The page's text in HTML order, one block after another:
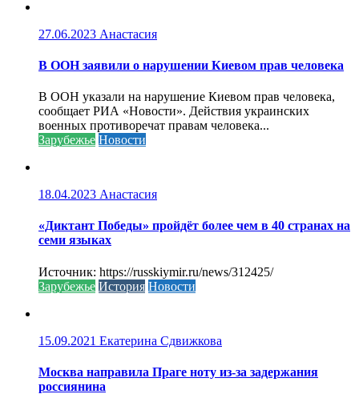
27.06.2023 Анастасия
В ООН заявили о нарушении Киевом прав человека
В ООН указали на нарушение Киевом прав человека,
сообщает РИА «Новости». Действия украинских
военных противоречат правам человека...
Зарубежье Новости
18.04.2023 Анастасия
«Диктант Победы» пройдёт более чем в 40 странах на
семи языках
Источник: https://russkiymir.ru/news/312425/
Зарубежье История Новости
15.09.2021 Екатерина Сдвижкова
Москва направила Праге ноту из-за задержания
россиянина